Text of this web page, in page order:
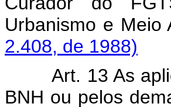
Urbanismo e
2.408, de 1988)
Art. 13 As
BNH ou pelos